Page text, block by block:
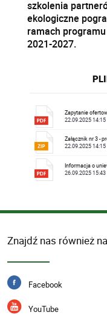
szkolenia
ekologiczne
ramach
2021-2027.
Zapytanie
22.09.2025 14:15
Załącznik nr 3 -
22.09.2025 14:15
Informacja o
26.09.2025 15:43
Znajdź nas również na
Facebook
YouTube